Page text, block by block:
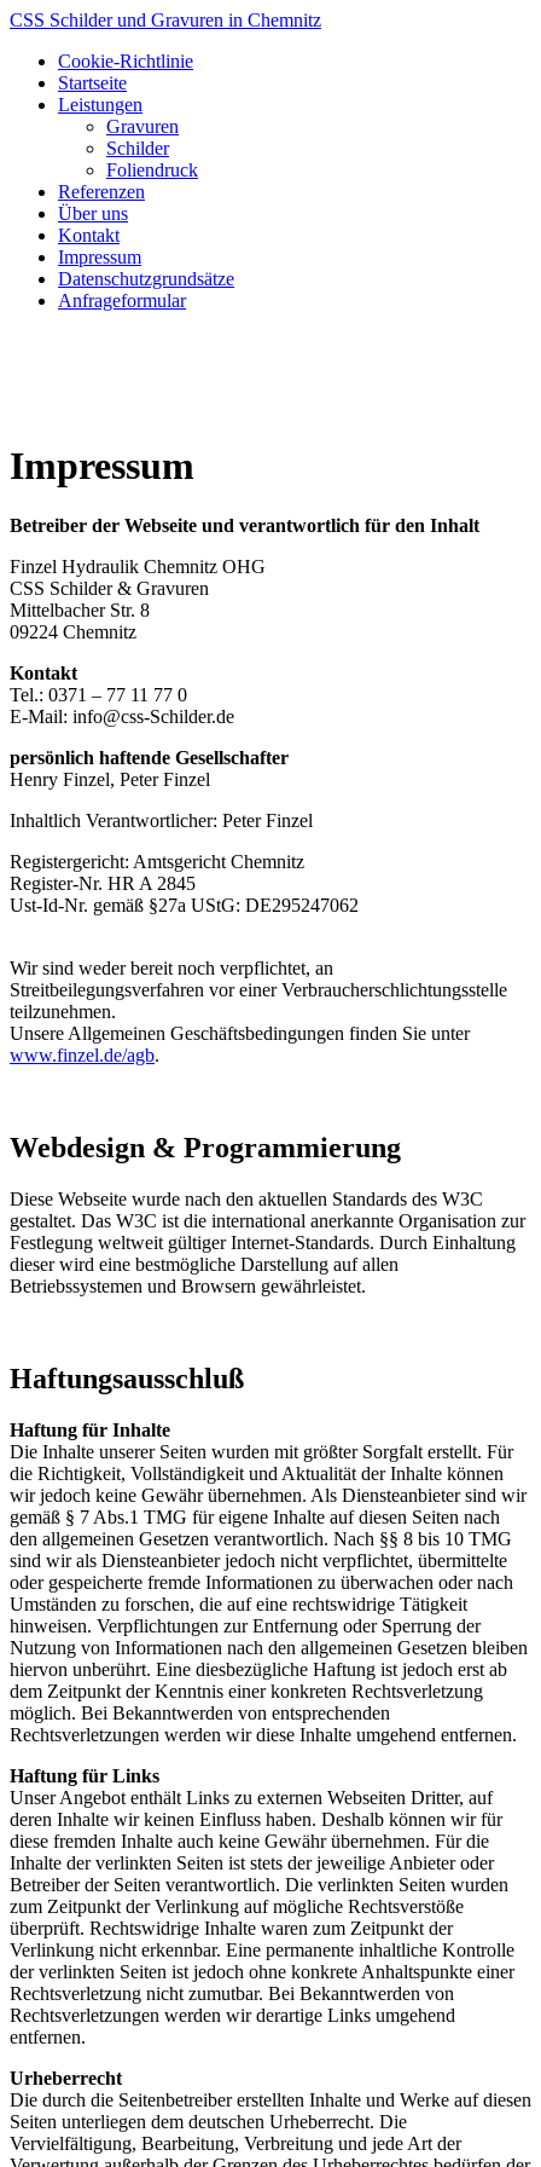
CSS Schilder und Gravuren in Chemnitz
Cookie-Richtlinie
Startseite
Leistungen
Gravuren
Schilder
Foliendruck
Referenzen
Über uns
Kontakt
Impressum
Datenschutzgrundsätze
Anfrageformular
Impressum
Betreiber der Webseite und verantwortlich für den Inhalt
Finzel Hydraulik Chemnitz OHG
CSS Schilder & Gravuren
Mittelbacher Str. 8
09224 Chemnitz
Kontakt
Tel.: 0371 – 77 11 77 0
E-Mail: info@css-Schilder.de
persönlich haftende Gesellschafter
Henry Finzel, Peter Finzel
Inhaltlich Verantwortlicher: Peter Finzel
Registergericht: Amtsgericht Chemnitz
Register-Nr. HR A 2845
Ust-Id-Nr. gemäß §27a UStG: DE295247062
Wir sind weder bereit noch verpflichtet, an
Streitbeilegungsverfahren vor einer Verbraucherschlichtungsstelle
teilzunehmen.
Unsere Allgemeinen Geschäftsbedingungen finden Sie unter
www.finzel.de/agb.
Webdesign & Programmierung
Diese Webseite wurde nach den aktuellen Standards des W3C
gestaltet. Das W3C ist die international anerkannte Organisation zur
Festlegung weltweit gültiger Internet-Standards. Durch Einhaltung
dieser wird eine bestmögliche Darstellung auf allen
Betriebssystemen und Browsern gewährleistet.
Haftungsausschluß
Haftung für Inhalte
Die Inhalte unserer Seiten wurden mit größter Sorgfalt erstellt. Für
die Richtigkeit, Vollständigkeit und Aktualität der Inhalte können
wir jedoch keine Gewähr übernehmen. Als Diensteanbieter sind wir
gemäß § 7 Abs.1 TMG für eigene Inhalte auf diesen Seiten nach
den allgemeinen Gesetzen verantwortlich. Nach §§ 8 bis 10 TMG
sind wir als Diensteanbieter jedoch nicht verpflichtet, übermittelte
oder gespeicherte fremde Informationen zu überwachen oder nach
Umständen zu forschen, die auf eine rechtswidrige Tätigkeit
hinweisen. Verpflichtungen zur Entfernung oder Sperrung der
Nutzung von Informationen nach den allgemeinen Gesetzen bleiben
hiervon unberührt. Eine diesbezügliche Haftung ist jedoch erst ab
dem Zeitpunkt der Kenntnis einer konkreten Rechtsverletzung
möglich. Bei Bekanntwerden von entsprechenden
Rechtsverletzungen werden wir diese Inhalte umgehend entfernen.
Haftung für Links
Unser Angebot enthält Links zu externen Webseiten Dritter, auf
deren Inhalte wir keinen Einfluss haben. Deshalb können wir für
diese fremden Inhalte auch keine Gewähr übernehmen. Für die
Inhalte der verlinkten Seiten ist stets der jeweilige Anbieter oder
Betreiber der Seiten verantwortlich. Die verlinkten Seiten wurden
zum Zeitpunkt der Verlinkung auf mögliche Rechtsverstöße
überprüft. Rechtswidrige Inhalte waren zum Zeitpunkt der
Verlinkung nicht erkennbar. Eine permanente inhaltliche Kontrolle
der verlinkten Seiten ist jedoch ohne konkrete Anhaltspunkte einer
Rechtsverletzung nicht zumutbar. Bei Bekanntwerden von
Rechtsverletzungen werden wir derartige Links umgehend
entfernen.
Urheberrecht
Die durch die Seitenbetreiber erstellten Inhalte und Werke auf diesen
Seiten unterliegen dem deutschen Urheberrecht. Die
Vervielfältigung, Bearbeitung, Verbreitung und jede Art der